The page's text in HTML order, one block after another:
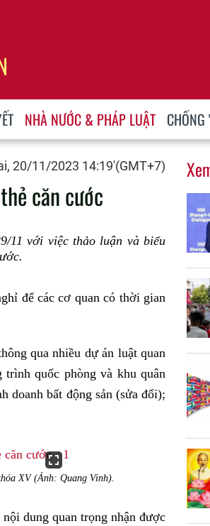
NHÀ NƯỚC & PHÁP LUẬT
20/11/2023 14:19'(GMT+7)
căn cước
11 với việc thảo luận và biểu
để các cơ quan có thời gian
qua nhiều dự án luật quan
quốc phòng và khu quân
doanh bất động sản (sửa đổi);
XV (Ảnh: Quang Vinh).
dung quan trọng nhận được